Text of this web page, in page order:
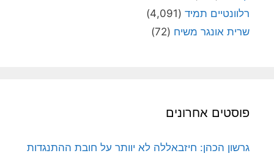
רלוונטיים תמיד (4,091)
שרית אונגר משיח (72)
פוסטים אחרונים
גרשון הכהן: חיזבאללה לא יוותר על חובת ההתנגדות